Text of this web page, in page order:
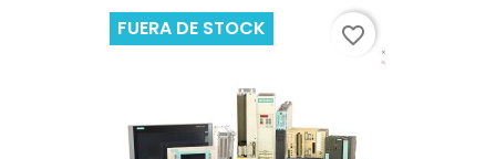
FUERA DE STOCK favorite_border